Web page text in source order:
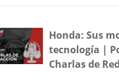
Honda: Sus
tecnología |
Charlas de